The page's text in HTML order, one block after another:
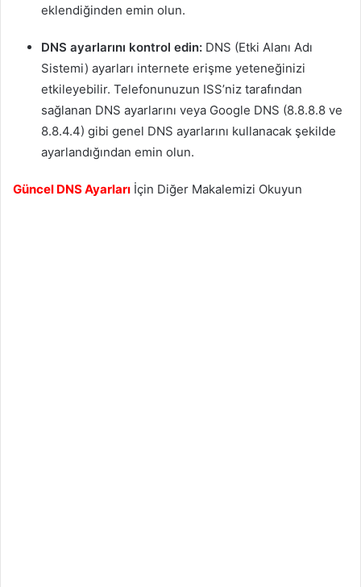
eklendiğinden emin olun.
DNS ayarlarını kontrol edin: DNS (Etki Alanı Adı
Sistemi) ayarları internete erişme yeteneğinizi
etkileyebilir. Telefonunuzun ISS’niz tarafından
sağlanan DNS ayarlarını veya Google DNS (8.8.8.8 ve
8.8.4.4) gibi genel DNS ayarlarını kullanacak şekilde
ayarlandığından emin olun.
Güncel DNS Ayarları İçin Diğer Makalemizi Okuyun